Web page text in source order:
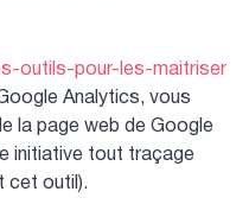
outils-pour-les-maitriser
Analytics, vous
la page web de Google
initiative tout traçage
cet outil).